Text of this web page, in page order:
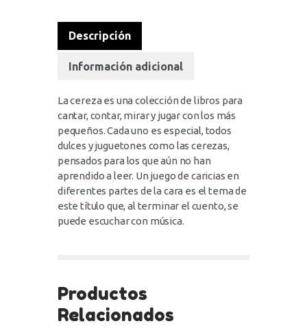
Descripción
Información adicional
La cereza es una colección de libros para
cantar, contar, mirar y jugar con los más
pequeños. Cada uno es especial, todos
dulces y juguetones como las cerezas,
pensados para los que aún no han
aprendido a leer. Un juego de caricias en
diferentes partes de la cara es el tema de
este título que, al terminar el cuento, se
puede escuchar con música.
Productos
Relacionados